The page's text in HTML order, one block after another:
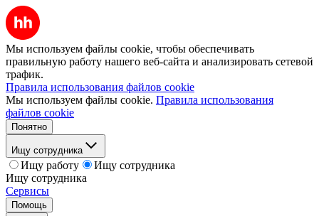
Мы используем файлы cookie, чтобы обеспечивать
правильную работу нашего веб-сайта и анализировать сетевой
трафик.
Правила использования файлов cookie
Мы используем файлы cookie. Правила использования
файлов cookie
Понятно
Ищу сотрудника
Ищу работу
Ищу сотрудника
Ищу сотрудника
Сервисы
Помощь